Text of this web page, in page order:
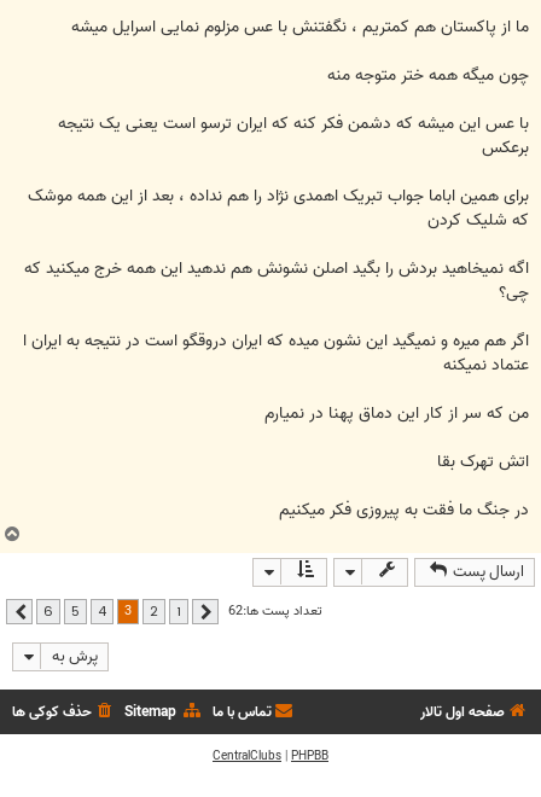
ما از پاکستان هم کمتريم ، نگفتنش با عس مزلوم نمايی اسرايل ميشه
چون ميگه همه ختر متوجه منه
با عس اين ميشه که دشمن فکر کنه که ايران ترسو است يعنی يک نتيجه
برعکس
برای همين اباما جواب تبريک اهمدی نژاد را هم نداده ، بعد از اين همه موشک
که شليک کردن
اگه نميخاهيد بردش را بگيد اصلن نشونش هم ندهيد اين همه خرج ميکنيد که
چی؟
اگر هم ميره و نميگيد اين نشون ميده که ايران دروقگو است در نتيجه به ايران ا
عتماد نميکنه
من که سر از کار اين دماق پهنا در نميارم
اتش تهرک بقا
در جنگ ما فقت به پيروزی فکر ميکنيم
ب
ا
ارسال پست
تعداد پست ها:62 قبلی 2
3
4
5
6 بعدی
پرش به
صفحه اول تالار حذف کوکی ها Sitemap تماس با ما
PHPBB
|
CentralClubs